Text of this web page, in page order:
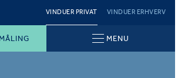
VINDUER PRIVAT VINDUER ERHVERV
MENU